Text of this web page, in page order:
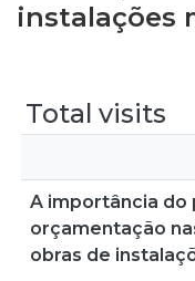
instalações
Total visits
A importância do
orçamentação
obras de